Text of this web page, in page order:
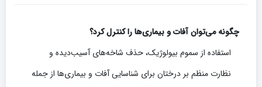
چگونه می‌توان آفات و بیماری‌ها را کنترل کرد؟
استفاده از سموم بیولوژیک، حذف شاخه‌های آسیب‌دیده و
نظارت منظم بر درختان برای شناسایی آفات و بیماری‌ها از جمله